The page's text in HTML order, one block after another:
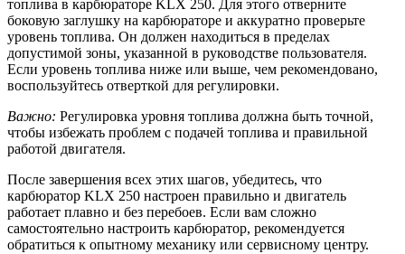
топлива в карбюраторе KLX 250. Для этого отверните
боковую заглушку на карбюраторе и аккуратно проверьте
уровень топлива. Он должен находиться в пределах
допустимой зоны, указанной в руководстве пользователя.
Если уровень топлива ниже или выше, чем рекомендовано,
воспользуйтесь отверткой для регулировки.
Важно: Регулировка уровня топлива должна быть точной,
чтобы избежать проблем с подачей топлива и правильной
работой двигателя.
После завершения всех этих шагов, убедитесь, что
карбюратор KLX 250 настроен правильно и двигатель
работает плавно и без перебоев. Если вам сложно
самостоятельно настроить карбюратор, рекомендуется
обратиться к опытному механику или сервисному центру.